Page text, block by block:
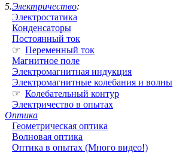
5.Электричество:
Электростатика
Конденсаторы
Постоянный ток
☞ Переменный ток
Магнитное поле
Электромагнитная индукция
Электромагнитные колебания и волны
☞ Колебательный контур
Электричество в опытах
Оптика
Геометрическая оптика
Волновая оптика
Оптика в опытах (Много видео!)